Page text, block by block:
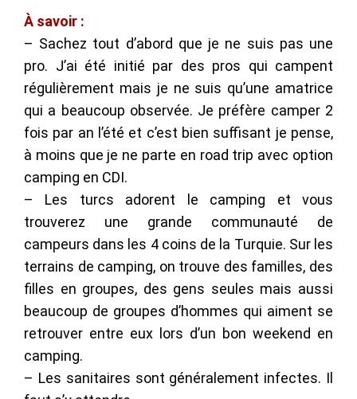
À savoir :
– Sachez tout d’abord que je ne suis pas une
pro. J’ai été initié par des pros qui campent
régulièrement mais je ne suis qu’une amatrice
qui a beaucoup observée. Je préfère camper 2
fois par an l’été et c’est bien suffisant je pense,
à moins que je ne parte en road trip avec option
camping en CDI.
– Les turcs adorent le camping et vous
trouverez une grande communauté de
campeurs dans les 4 coins de la Turquie. Sur les
terrains de camping, on trouve des familles, des
filles en groupes, des gens seules mais aussi
beaucoup de groupes d’hommes qui aiment se
retrouver entre eux lors d’un bon weekend en
camping.
– Les sanitaires sont généralement infectes. Il